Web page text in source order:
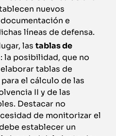
nuevos
e
líneas de defensa.
lastablas de
: la posibilidad, que no
tablas de
el cálculo de las
II y de las
Destacar no
de monitorizar el
establecer un